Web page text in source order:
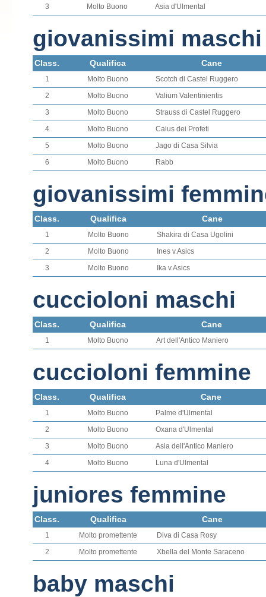
3
Molto Buono Asia d'Ulmental
giovanissimi maschi
Class. Qualifica Cane
1 Molto Buono
Scotch di Castel Ruggero
2
Molto Buono
Valium Valentinientis
3
Molto Buono
Strauss di Castel Ruggero
4
Molto Buono
Caius dei Profeti
5
Molto Buono
Jago di Casa Silvia
6
Molto Buono Rabb
giovanissimi
Class. Qualifica Cane
1 Molto Buono
Shakira di Casa Ugolini
2
Molto Buono
Ines v.Asics
3
Molto Buono Ika v.Asics
cuccioloni maschi
Class. Qualifica Cane
1 Molto Buono Art dell'Antico Maniero
cuccioloni femmine
Class. Qualifica Cane
1 Molto Buono
Palme d'Ulmental
2
Molto Buono
Oxana d'Ulmental
3
Molto Buono
Asia dell'Antico Maniero
4
Molto Buono Luna d'Ulmental
juniores femmine
Class. Qualifica Cane
1 Molto promettente
Diva di Casa Rosy
2
Molto promettente Xbella del Monte Saraceno
baby maschi